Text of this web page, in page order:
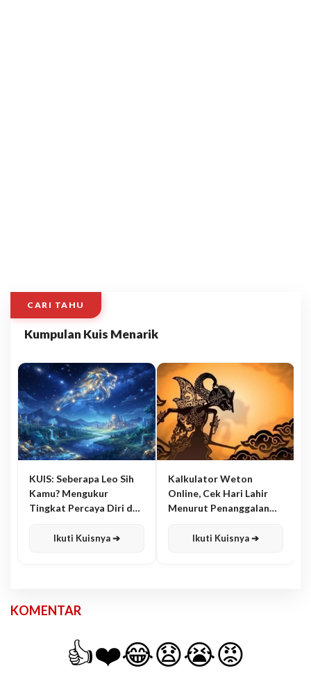
CARI TAHU
Kumpulan Kuis Menarik
KUIS: Seberapa Leo Sih
Kamu? Mengukur
Tingkat Percaya Diri dan
Ikuti Kuisnya ➔
Kalkulator Weton
Online, Cek Hari Lahir
Menurut Penanggalan
Ikuti Kuisnya ➔
KOMENTAR
👍❤️😂😧😭😡